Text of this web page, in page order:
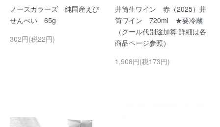
ノースカラーズ 純国産えび
せんべい 65g
302円(税22円)
井筒生ワイン 赤（2025）井
筒ワイン 720ml ★要冷蔵
（クール代別途加算 詳細は各
商品ページ参照）
1,908円(税173円)